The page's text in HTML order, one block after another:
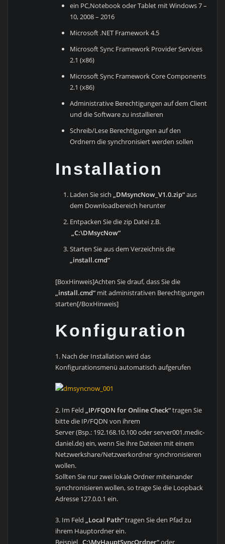
ein PC,Notebook oder Tablet mit Windows 7 –
10, 2008 – 2016
Microsoft .NET Framework 4.5
Microsoft Sync Framework Provider Services
2.1 (x86)
Microsoft Sync Framework Core Components
2.1 (x86)
Administrative Berechtigungen auf dem Client
und die Software zu installieren
Schreib/Lese Berechtigungen auf den
Ordnern die synchronisiert werden sollen
Installation
Laden Sie sich„DMsyncNow_V1.0.zip“aus
dem Downloadbereich herunter
Entpacken Sie die zip Datei z.B.
„C:\DMsycNow“
Starten Sie aus dem Verzeichnis die
„install.cmd“
[BoxHinweis]Achten Sie drauf, dass Sie die
„install.cmd“ mit administrativen Berechtigungen
starten[/BoxHinweis]
Konfiguration
1. Nach der Installation wird das
Konfigurationsmenü automatisch aufgerufen
2. Im Feld„IP/FQDN for Online Check“tragen Sie
bitte die IP/FQDN von ihrem
Server (Bsp.: 192.168.10.100 oder server001.medic-
daniel.de) ein, wenn Sie ihre Dateien mit einem
Netzwerkshare/Netzwerkordner synchronisieren
wollen.
Sollten Sie nur zwei lokale Ordner miteinander
synchronisieren wollen, so trage Sie die Loopback
Adresse 127.0.0.1 ein.
3. Im Feld„Local Path“tragen Sie den Pfad zu
ihrem Hauptordner ein.
Beispiel „C:\MyHauptSyncOrdner“oder